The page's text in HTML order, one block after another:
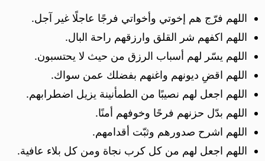
اللهم فرّج هم إخوتي وأخواتي فرجًا عاجلًا غير آجل.
اللهم اكفهم شر القلق وارزقهم راحة البال.
اللهم يسّر لهم أسباب الرزق من حيث لا يحتسبون.
اللهم اقضِ ديونهم واغنهم بفضلك عمن سواك.
اللهم اجعل لهم نصيبًا من الطمأنينة يزيل اضطرابهم.
اللهم بدّل حزنهم فرحًا وخوفهم أمنًا.
اللهم اشرح صدورهم وثبّت أقدامهم.
اللهم اجعل لهم من كل كرب نجاة ومن كل بلاء عافية.